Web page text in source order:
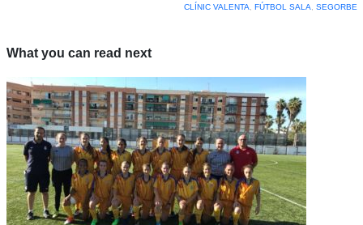
CLÍNIC VALENTA
FÚTBOL SALA SEGORBE
What you can read next